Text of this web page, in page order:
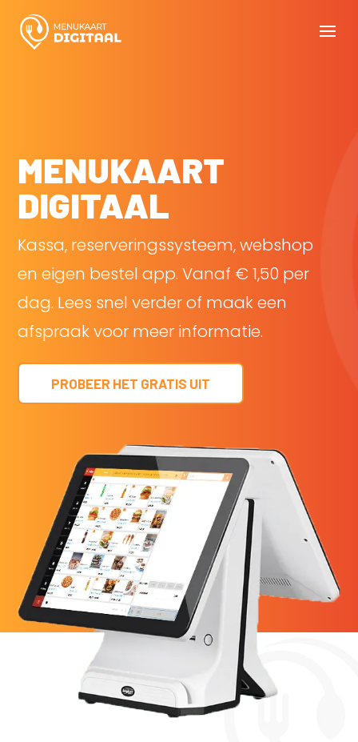
MENUKAART
DIGITAAL
Kassa, reserveringssysteem, webshop
en eigen bestel app. Vanaf € 1,50 per
dag. Lees snel verder of maak een
afspraak voor meer informatie.
PROBEER HET GRATIS UIT